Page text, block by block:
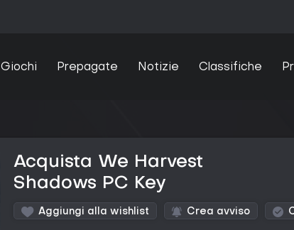
Giochi Prepagate Notizie Classifiche
Acquista We Harvest
Shadows PC Key
Aggiungi alla wishlist Crea avviso